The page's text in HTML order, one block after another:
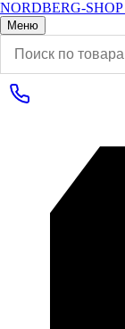
NORDBERG-SHOP
Меню